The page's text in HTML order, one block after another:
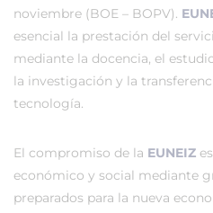
noviembre (BOE – BOPV).
esencial la prestación del
mediante la docencia, el
la investigación y la
tecnología.
El compromiso de la EUNEIZ
económico y social mediante
preparados para la nueva